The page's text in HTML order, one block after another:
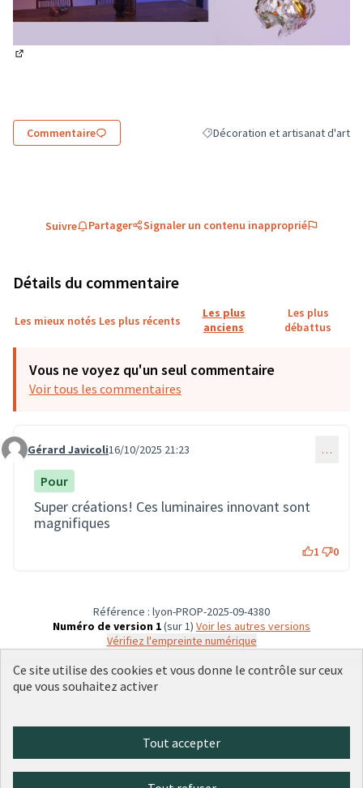
Commentaire Filtrer les résultats de la
Décoration et artisanat d'art
Suivre Partager Signaler un contenu inapproprié
Détails du commentaire
Les mieux notés Les plus récents
Les plus
anciens
Les plus
débattus
Vous ne voyez qu'un seul commentaire
Voir tous les commentaires
Commentaire 3886
Gérard Javicoli16/10/2025 21:23 …
Pour
Super créations! Ces luminaires innovant sont
magnifiques
1 0
Référence : lyon-PROP-2025-09-4380
Numéro de version 1(sur 1)
voir les autres versions
Vérifiez l'empreinte numérique
(Lien externe)
(Lien externe)
(Lien externe)
(Lien externe)
(Lien externe)
Ce site utilise des cookies et vous donne le contrôle sur ceux
que vous souhaitez activer
Tout accepter